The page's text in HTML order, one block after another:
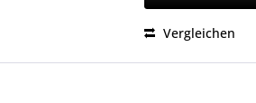
Vergleichen